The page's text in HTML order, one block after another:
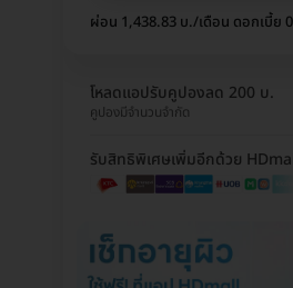
ผ่อน 1,438.83 บ./เดือน ดอกเบี้ย
โหลดแอปรับคูปองลด 200 บ.
คูปองมีจำนวนจำกัด
รับสิทธิพิเศษเพิ่มอีกด้วย